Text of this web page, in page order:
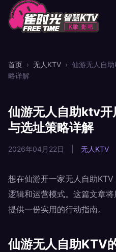
首页 › 无人KTV › 仙游无人自
略详解
仙游无人自助ktv开
与选址策略详解
2026年04月22日 无人KTV
想在仙游开一家无人自助
逻辑和运营模式。这篇文章
提供一份实用的行动指南。
仙游无人自助KTV